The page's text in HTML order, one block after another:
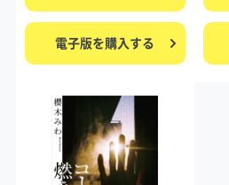
電子版を購入する